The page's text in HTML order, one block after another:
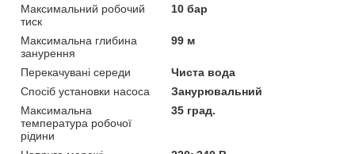
Максимальний робочий
тиск
10 бар
Максимальна глибина
занурення
99 м
Перекачувані середи
Чиста вода
Спосіб установки насоса
Занурювальний
Максимальна
температура робочої
рідини
35 град.